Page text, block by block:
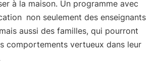
à la maison. Un programme avec
non seulement des enseignants
aussi des familles, qui pourront
comportements vertueux dans leur